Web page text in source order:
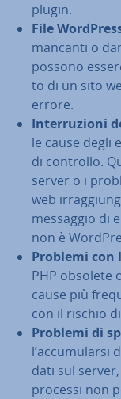
plugin.
File
mancanti o
possono
to di un sito
errore.
In­ter­ru­zio­ni
le cause degli
di controllo.
server o i
web
messaggio di
non è
Problemi con
PHP obsolete
cause più
con il rischio
Problemi di
l’ac­cu­mu­lar­si
dati sul
processi non